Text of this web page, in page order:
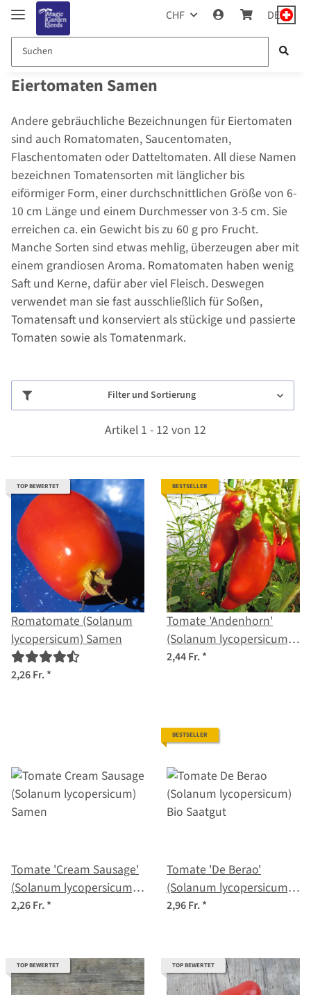
CHF DE
Eiertomaten Samen
Andere gebräuchliche Bezeichnungen für Eiertomaten
sind auch Romatomaten, Saucentomaten,
Flaschentomaten oder Datteltomaten. All diese Namen
bezeichnen Tomatensorten mit länglicher bis
eiförmiger Form, einer durchschnittlichen Größe von 6-
10 cm Länge und einem Durchmesser von 3-5 cm. Sie
erreichen ca. ein Gewicht bis zu 60 g pro Frucht.
Manche Sorten sind etwas mehlig, überzeugen aber mit
einem grandiosen Aroma. Romatomaten haben wenig
Saft und Kerne, dafür aber viel Fleisch. Deswegen
verwendet man sie fast ausschließlich für Soßen,
Tomatensaft und konserviert als stückige und passierte
Tomaten sowie als Tomatenmark.
Filter und Sortierung
Artikel 1 - 12 von 12
TOP BEWERTET
Romatomate (Solanum
lycopersicum) Samen
2,26 Fr.*
BESTSELLER
Tomate 'Andenhorn'
(Solanum lycopersicum)
Samen
2,44 Fr.*
Tomate 'Cream Sausage'
(Solanum lycopersicum)
Samen
2,26 Fr.*
BESTSELLER
Tomate 'De Berao'
(Solanum lycopersicum)
Bio Saatgut
2,96 Fr.*
TOP BEWERTET TOP BEWERTET